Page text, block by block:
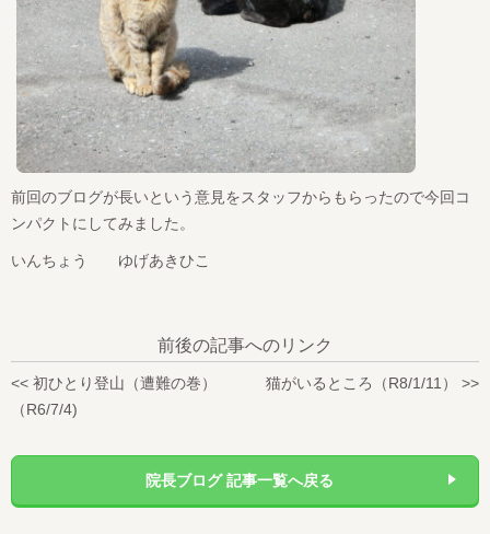
前回のブログが長いという意見をスタッフからもらったので今回コ
ンパクトにしてみました。
いんちょう ゆげあきひこ
前後の記事へのリンク
<< 初ひとり登山（遭難の巻）
（R6/7/4)
猫がいるところ（R8/1/11） >>
院長ブログ 記事一覧へ戻る